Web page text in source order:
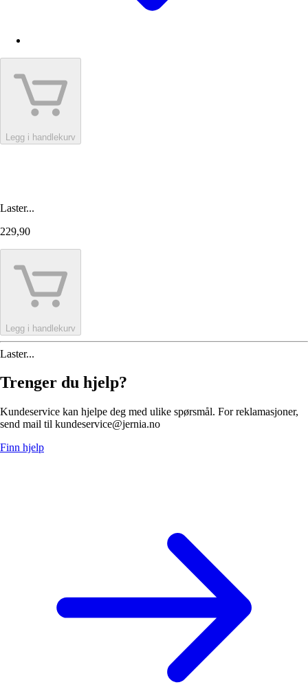
Legg i handlekurv
Laster...
229,90
Legg i handlekurv
Laster...
Trenger du hjelp?
Kundeservice kan hjelpe deg med ulike spørsmål. For reklamasjoner,
send mail til kundeservice@jernia.no
Finn hjelp